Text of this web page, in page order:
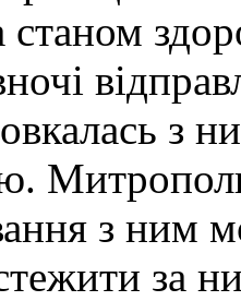
станом
з
з ним
за